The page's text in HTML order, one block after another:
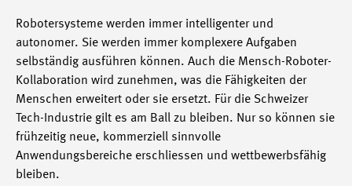
Robotersysteme werden immer intelligenter und
autonomer. Sie werden immer komplexere Aufgaben
selbständig ausführen können. Auch die Mensch-Roboter-
Kollaboration wird zunehmen, was die Fähigkeiten der
Menschen erweitert oder sie ersetzt. Für die Schweizer
Tech-Industrie gilt es am Ball zu bleiben. Nur so können sie
frühzeitig neue, kommerziell sinnvolle
Anwendungsbereiche erschliessen und wettbewerbsfähig
bleiben.